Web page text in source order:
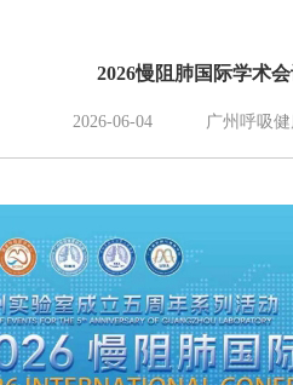
2026慢阻肺国际学术
2026-06-04 广州呼吸